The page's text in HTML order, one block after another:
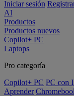
Iniciar sesión
AI
Productos
Productos nuevos
Copilot+ PC
Laptops
Pro categoría
Copilot+ PC PC con
Aprender